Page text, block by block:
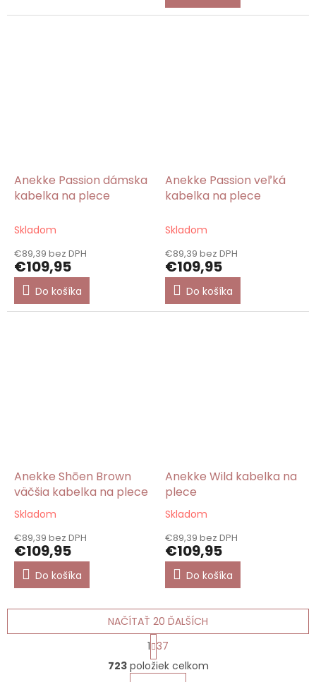
hviezdičiek.
Anekke Passion dámska
kabelka na plece
Skladom
€89,39 bez DPH
€109,95
Do košíka
Anekke Passion veľká
kabelka na plece
Skladom
€89,39 bez DPH
€109,95
Do košíka
Anekke Shōen Brown
väčšia kabelka na plece
Priemerné
produktu
je
5,0
hviezdičiek.
Skladom
€89,39 bez DPH
€109,95
Do košíka
Anekke Wild kabelka na
plece
Priemerné
produktu
je
5,0
hviezdičiek.
Skladom
€89,39 bez DPH
€109,95
Do košíka
O
v
NAČÍTAŤ 20 ĎALŠÍCH
S
t
r
á
1 37
723položiek celkom